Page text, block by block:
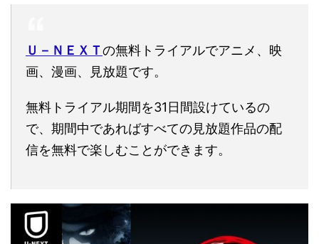
Ｕ－ＮＥＸＴの無料トライアルでアニメ、映
画、漫画、見放題です。
無料トライアル期間を31日間設けているの
で、期間中であればすべての見放題作品の配
信を無料で楽しむことができます。